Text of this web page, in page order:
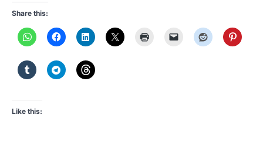
Share this:
Like this: